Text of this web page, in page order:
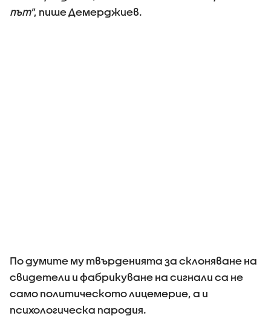
път", пише Демерджиев.
По думите му твърденията за склоняване на
свидетели и фабрикуване на сигнали са не
само политическото лицемерие, а и
психологическа пародия.